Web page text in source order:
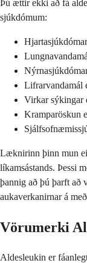
Þú ættir ekki að fá
sjúkdómum:
Lifrarvandamál
Virkar sýkingar
Kramparöskun
Læknirinn þinn mun
líkamsástands. Þessi
þannig að þú þarft að
aukaverkanirnar á
Vörumerki
Aldesleukin er